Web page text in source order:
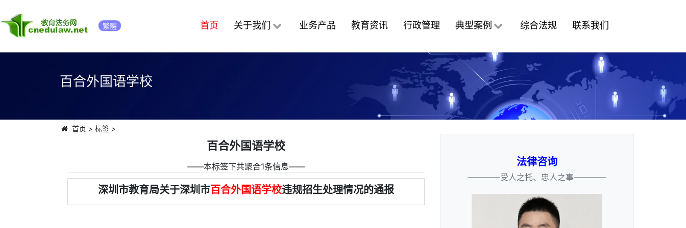
繁體 首页 关于我们 业务产品 教育资讯 行政管理 典型案例 综合法规 联系我们
百合外国语学校
首页 > 标签>
百合外国语学校
――本标签下共聚合1条信息――
深圳市教育局关于深圳市百合外国语学校违规招生处理情况的通报
法律咨询
————受人之托、忠人之事————